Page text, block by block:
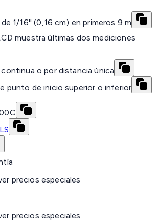
1/16'' (0,16 cm) en primeros 9 m
muestra últimas dos mediciones
o por distancia única
punto de inicio superior o inferior
precios especiales
precios especiales